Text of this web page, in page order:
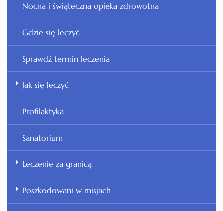
Nocna i świąteczna opieka zdrowotna
Gdzie się leczyć
Sprawdź termin leczenia
Jak się leczyć
Profilaktyka
Sanatorium
Leczenie za granicą
Poszkodowani w misjach